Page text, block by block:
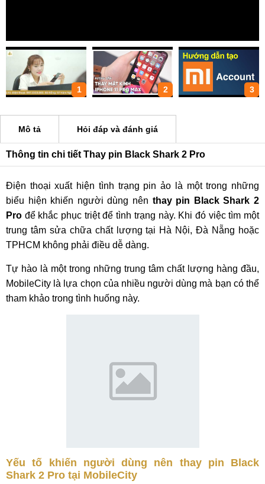
1 2 3
Mô tả Hỏi đáp và đánh giá
Thông tin chi tiết Thay pin Black Shark 2 Pro
Điện thoại xuất hiện tình trạng pin ảo là một trong những
biểu hiện khiến người dùng nên thay pin Black Shark 2
Pro để khắc phục triệt để tình trạng này. Khi đó việc tìm một
trung tâm sửa chữa chất lượng tại Hà Nội, Đà Nẵng hoặc
TPHCM không phải điều dễ dàng.
Tự hào là một trong những trung tâm chất lượng hàng đầu,
MobileCity là lựa chọn của nhiều người dùng mà bạn có thể
tham khảo trong tình huống này.
Yếu tố khiến người dùng nên thay pin Black
Shark 2 Pro tại MobileCity